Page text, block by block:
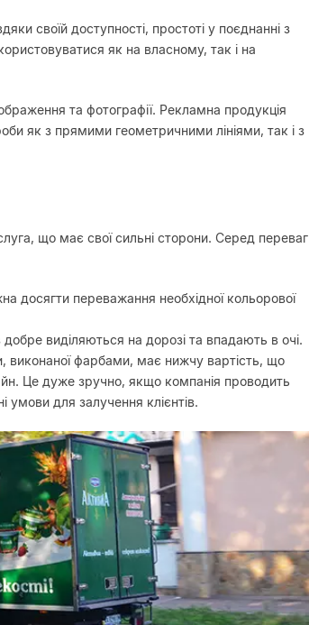
своїй доступності, простоті у поєднанні з
як на власному, так і на
та фотографії. Рекламна продукція
як з прямими геометричними лініями, так і з
що має свої сильні сторони. Серед переваг
досягти переважання необхідної кольорової
виділяються на дорозі та впадають в очі.
виконаної фарбами, має нижчу вартість, що
Це дуже зручно, якщо компанія проводить
умови для залучення клієнтів.